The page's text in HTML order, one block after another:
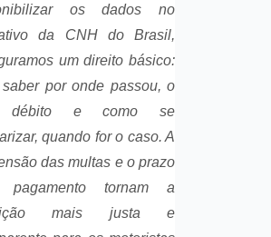
os dados no
da CNH do Brasil,
um direito básico:
por onde passou, o
débito e como se
quando for o caso. A
das multas e o prazo
pagamento tornam a
mais justa e